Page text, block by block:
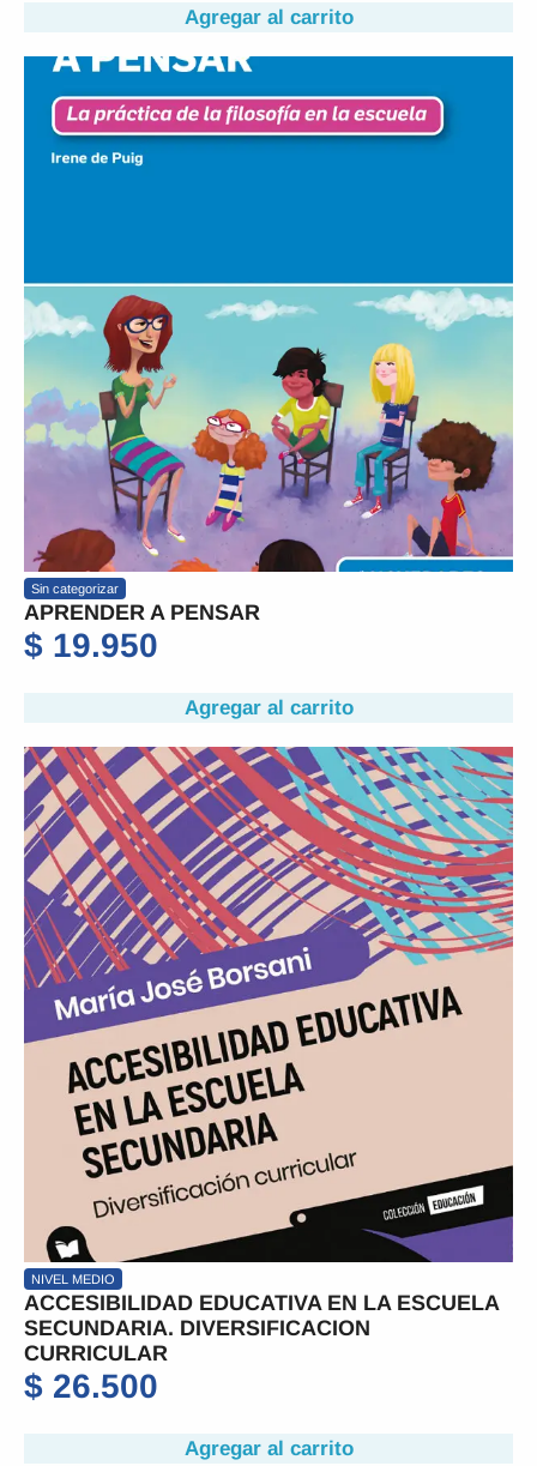
Agregar al carrito
Sin categorizar
APRENDER A PENSAR
$ 19.950
Agregar al carrito
NIVEL MEDIO
ACCESIBILIDAD EDUCATIVA EN LA ESCUELA
SECUNDARIA. DIVERSIFICACION
CURRICULAR
$ 26.500
Agregar al carrito